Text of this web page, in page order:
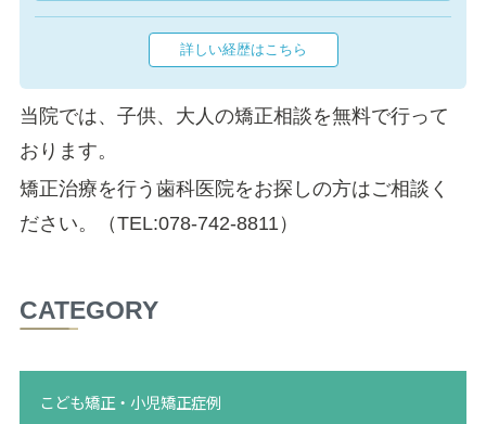
詳しい経歴はこちら
当院では、子供、大人の矯正相談を無料で行って
おります。
矯正治療を行う歯科医院をお探しの方はご相談く
ださい。（TEL:078-742-8811）
CATEGORY
こども矯正・小児矯正症例